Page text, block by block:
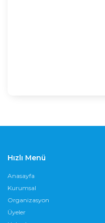
Hızlı Menü
Anasayfa
Kurumsal
Organizasyon
Üyeler